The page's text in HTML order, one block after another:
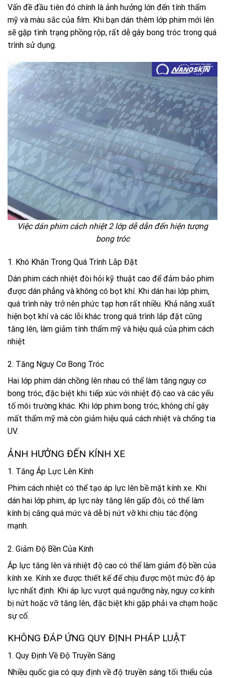
Vấn đề đầu tiên đó chính là ảnh hưởng lớn đến tính thẩm
mỹ và màu sắc của film. Khi bạn dán thêm lớp phim mới lên
sẽ gặp tình trạng phồng rộp, rất dễ gây bong tróc trong quá
trình sử dụng.
Việc dán phim cách nhiệt 2 lớp dễ dẫn đến hiện tượng
bong tróc
1. Khó Khăn Trong Quá Trình Lắp Đặt
Dán phim cách nhiệt đòi hỏi kỹ thuật cao để đảm bảo phim
được dán phẳng và không có bọt khí. Khi dán hai lớp phim,
quá trình này trở nên phức tạp hơn rất nhiều. Khả năng xuất
hiện bọt khí và các lỗi khác trong quá trình lắp đặt cũng
tăng lên, làm giảm tính thẩm mỹ và hiệu quả của phim cách
nhiệt
2. Tăng Nguy Cơ Bong Tróc
Hai lớp phim dán chồng lên nhau có thể làm tăng nguy cơ
bong tróc, đặc biệt khi tiếp xúc với nhiệt độ cao và các yếu
tố môi trường khác. Khi lớp phim bong tróc, không chỉ gây
mất thẩm mỹ mà còn giảm hiệu quả cách nhiệt và chống tia
UV.
ẢNH HƯỞNG ĐẾN KÍNH XE
1. Tăng Áp Lực Lên Kính
Phim cách nhiệt có thể tạo áp lực lên bề mặt kính xe. Khi
dán hai lớp phim, áp lực này tăng lên gấp đôi, có thể làm
kính bị căng quá mức và dễ bị nứt vỡ khi chịu tác động
mạnh.
2. Giảm Độ Bền Của Kính
Áp lực tăng lên và nhiệt độ cao có thể làm giảm độ bền của
kính xe. Kính xe được thiết kế để chịu được một mức độ áp
lực nhất định. Khi áp lực vượt quá ngưỡng này, nguy cơ kính
bị nứt hoặc vỡ tăng lên, đặc biệt khi gặp phải va chạm hoặc
sự cố.
KHÔNG ĐÁP ỨNG QUY ĐỊNH PHÁP LUẬT
1. Quy Định Về Độ Truyền Sáng
Nhiều quốc gia có quy định về độ truyền sáng tối thiểu của